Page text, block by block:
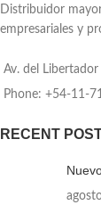
Distribuidor
empresariales y
Av. del
Phone: +54-11-
RECENT